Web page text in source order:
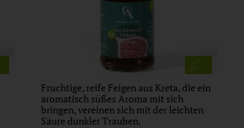
Fruchtige, reife Feigen aus Kreta, die ein
aromatisch süßes Aroma mit sich
bringen, vereinen sich mit der leichten
Säure dunkler Trauben.